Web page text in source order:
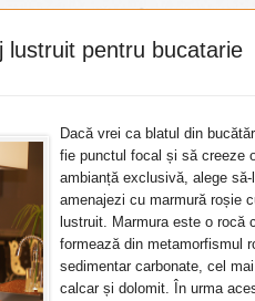
lustruit pentru bucatarie
Dacă vrei ca blatul din
fie punctul focal și să creeze
ambianță exclusivă, alege să-l
amenajezi cu marmură roșie
lustruit. Marmura este o rocă
formează din metamorfismul
sedimentar carbonate, cel mai
calcar și dolomit. În urma